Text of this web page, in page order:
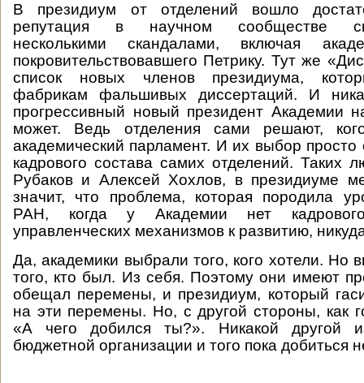
В президиум от отделений вошло
репутация в научном сообществе
несколькими скандалами, включая
покровительствовавшего Петрику. Тут же
список новых членов президиума,
фабрикам фальшивых диссертаций. И
прогрессивный новый президент Академии
может. Ведь отделения сами решают,
академический парламент. И их выбор просто
кадрового состава самих отделений. Таких
Рубаков и Алексей Хохлов, в президиуме
значит, что проблема, которая породила
РАН, когда у Академии нет
управленческих механизмов к развитию,
Да, академики выбрали того, кого хотели. Но
того, кто был. Из себя. Поэтому они имеют
обещал перемены, и президиум, который
на эти перемены. Но, с другой стороны, как
«А чего добился ты?». Никакой другой
бюджетной организации и того пока добиться